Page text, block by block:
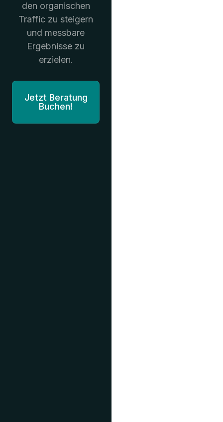
den organischen
Traffic zu steigern
und messbare
Ergebnisse zu
erzielen.
Jetzt Beratung
Buchen!